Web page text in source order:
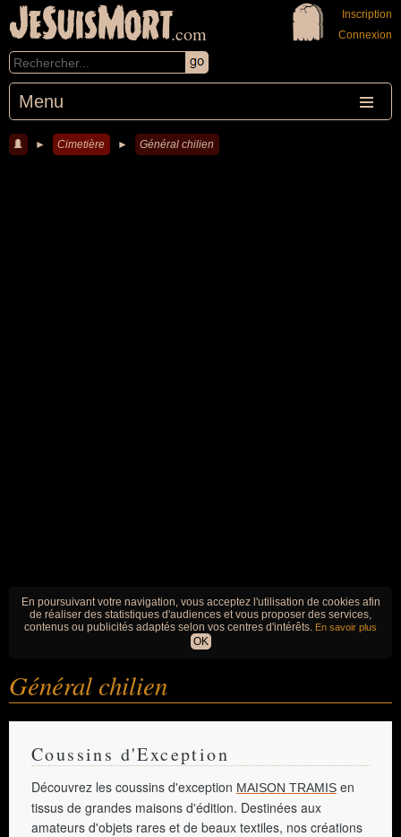
JeSuisMort.com
Menu
Inscription
Connexion
► Cimetière ► Général chilien
En poursuivant votre navigation, vous acceptez l'utilisation de cookies afin
de réaliser des statistiques d'audiences et vous proposer des services,
contenus ou publicités adaptés selon vos centres d'intérêts. En savoir plus
OK
Général chilien
Coussins d'Exception
Découvrez les coussins d'exception MAISON TRAMIS en
tissus de grandes maisons d'édition. Destinées aux
amateurs d'objets rares et de beaux textiles, nos créations